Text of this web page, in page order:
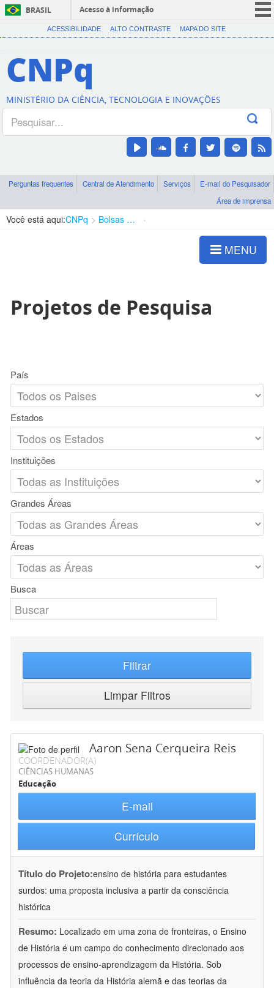
BRASIL
Acesso à informação
CORONAVÍRUS (COVID-19)
Canais
ACESSIBILIDADE ALTO CONTRASTE MAPA DO SITE
CNPq
MINISTÉRIO DA CIÊNCIA, TECNOLOGIA E INOVAÇÕES
Perguntas frequentes Central de Atendimento Serviços
E-mail do Pesquisador
Área de imprensa
Você está aqui:CNPq Bolsas e Auxílios Vigentes
MENU
Projetos de Pesquisa
País
Estados
Instituições
Grandes Áreas
Áreas
Busca
Filtrar
Limpar Filtros
Aaron Sena Cerqueira Reis
COORDENADOR(A)
CIÊNCIAS HUMANAS
Educação
E-mail
Currículo
Título do Projeto:ensino de história para estudantes
surdos: uma proposta inclusiva a partir da consciência
histórica
Resumo: Localizado em uma zona de fronteiras, o Ensino
de História é um campo do conhecimento direcionado aos
processos de ensino-aprendizagem da História. Sob
influência da teoria da História alemã e das teorias da